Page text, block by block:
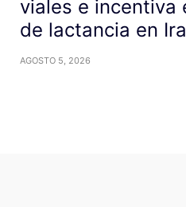
viales e incentiva
de lactancia en
AGOSTO 5, 2026